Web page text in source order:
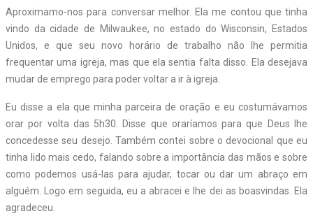
Aproximamo-nos para conversar melhor. Ela me contou que tinha
vindo da cidade de Milwaukee, no estado do Wisconsin, Estados
Unidos, e que seu novo horário de trabalho não lhe permitia
frequentar uma igreja, mas que ela sentia falta disso. Ela desejava
mudar de emprego para poder voltar a ir à igreja.
Eu disse a ela que minha parceira de oração e eu costumávamos
orar por volta das 5h30. Disse que oraríamos para que Deus lhe
concedesse seu desejo. Também contei sobre o devocional que eu
tinha lido mais cedo, falando sobre a importância das mãos e sobre
como podemos usá-las para ajudar, tocar ou dar um abraço em
alguém. Logo em seguida, eu a abracei e lhe dei as boasvindas. Ela
agradeceu.